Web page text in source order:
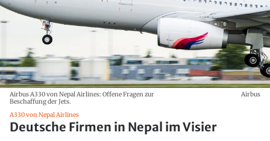
Airbus A330 von Nepal Airlines: Offene Fragen zur
Beschaffung der Jets.
Airbus
A330 von Nepal Airlines
Deutsche Firmen in Nepal im Visier